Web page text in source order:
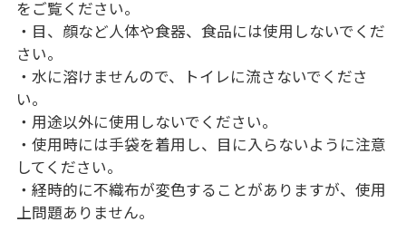
をご覧ください。
・目、顔など人体や食器、食品には使用しないでくだ
さい。
・水に溶けませんので、トイレに流さないでくださ
い。
・用途以外に使用しないでください。
・使用時には手袋を着用し、目に入らないように注意
してください。
・経時的に不織布が変色することがありますが、使用
上問題ありません。